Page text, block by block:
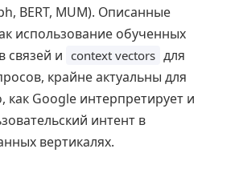
BERT, MUM). Описанные
использование обученных
связей и context vectors для
крайне актуальны для
как Google интерпретирует и
интент в
вертикалях.